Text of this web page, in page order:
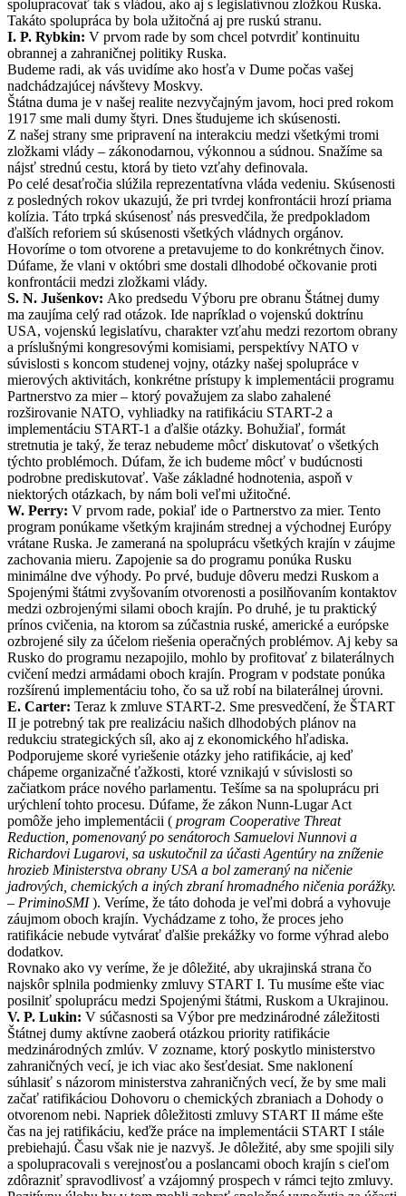
spolupracovať tak s vládou, ako aj s legislatívnou zložkou Ruska.
Takáto spolupráca by bola užitočná aj pre ruskú stranu.
I. P. Rybkin: V prvom rade by som chcel potvrdiť kontinuitu
obrannej a zahraničnej politiky Ruska.
Budeme radi, ak vás uvidíme ako hosťa v Dume počas vašej
nadchádzajúcej návštevy Moskvy.
Štátna duma je v našej realite nezvyčajným javom, hoci pred rokom
1917 sme mali dumy štyri. Dnes študujeme ich skúsenosti.
Z našej strany sme pripravení na interakciu medzi všetkými tromi
zložkami vlády – zákonodarnou, výkonnou a súdnou. Snažíme sa
nájsť strednú cestu, ktorá by tieto vzťahy definovala.
Po celé desaťročia slúžila reprezentatívna vláda vedeniu. Skúsenosti
z posledných rokov ukazujú, že pri tvrdej konfrontácii hrozí priama
kolízia. Táto trpká skúsenosť nás presvedčila, že predpokladom
ďalších reforiem sú skúsenosti všetkých vládnych orgánov.
Hovoríme o tom otvorene a pretavujeme to do konkrétnych činov.
Dúfame, že vlani v októbri sme dostali dlhodobé očkovanie proti
konfrontácii medzi zložkami vlády.
S. N. Jušenkov: Ako predsedu Výboru pre obranu Štátnej dumy
ma zaujíma celý rad otázok. Ide napríklad o vojenskú doktrínu
USA, vojenskú legislatívu, charakter vzťahu medzi rezortom obrany
a príslušnými kongresovými komisiami, perspektívy NATO v
súvislosti s koncom studenej vojny, otázky našej spolupráce v
mierových aktivitách, konkrétne prístupy k implementácii programu
Partnerstvo za mier – ktorý považujem za slabo zahalené
rozširovanie NATO, vyhliadky na ratifikáciu START-2 a
implementáciu START-1 a ďalšie otázky. Bohužiaľ, formát
stretnutia je taký, že teraz nebudeme môcť diskutovať o všetkých
týchto problémoch. Dúfam, že ich budeme môcť v budúcnosti
podrobne prediskutovať. Vaše základné hodnotenia, aspoň v
niektorých otázkach, by nám boli veľmi užitočné.
W. Perry: V prvom rade, pokiaľ ide o Partnerstvo za mier. Tento
program ponúkame všetkým krajinám strednej a východnej Európy
vrátane Ruska. Je zameraná na spoluprácu všetkých krajín v záujme
zachovania mieru. Zapojenie sa do programu ponúka Rusku
minimálne dve výhody. Po prvé, buduje dôveru medzi Ruskom a
Spojenými štátmi zvyšovaním otvorenosti a posilňovaním kontaktov
medzi ozbrojenými silami oboch krajín. Po druhé, je tu praktický
prínos cvičenia, na ktorom sa zúčastnia ruské, americké a európske
ozbrojené sily za účelom riešenia operačných problémov. Aj keby sa
Rusko do programu nezapojilo, mohlo by profitovať z bilaterálnych
cvičení medzi armádami oboch krajín. Program v podstate ponúka
rozšírenú implementáciu toho, čo sa už robí na bilaterálnej úrovni.
E. Carter: Teraz k zmluve START-2. Sme presvedčení, že ŠTART
II je potrebný tak pre realizáciu našich dlhodobých plánov na
redukciu strategických síl, ako aj z ekonomického hľadiska.
Podporujeme skoré vyriešenie otázky jeho ratifikácie, aj keď
chápeme organizačné ťažkosti, ktoré vznikajú v súvislosti so
začiatkom práce nového parlamentu. Tešíme sa na spoluprácu pri
urýchlení tohto procesu. Dúfame, že zákon Nunn-Lugar Act
pomôže jeho implementácii ( program Cooperative Threat
Reduction, pomenovaný po senátoroch Samuelovi Nunnovi a
Richardovi Lugarovi, sa uskutočnil za účasti Agentúry na zníženie
hrozieb Ministerstva obrany USA a bol zameraný na ničenie
jadrových, chemických a iných zbraní hromadného ničenia porážky.
– PriminoSMI). Veríme, že táto dohoda je veľmi dobrá a vyhovuje
záujmom oboch krajín. Vychádzame z toho, že proces jeho
ratifikácie nebude vytvárať ďalšie prekážky vo forme výhrad alebo
dodatkov.
Rovnako ako vy veríme, že je dôležité, aby ukrajinská strana čo
najskôr splnila podmienky zmluvy START I. Tu musíme ešte viac
posilniť spoluprácu medzi Spojenými štátmi, Ruskom a Ukrajinou.
V. P. Lukin: V súčasnosti sa Výbor pre medzinárodné záležitosti
Štátnej dumy aktívne zaoberá otázkou priority ratifikácie
medzinárodných zmlúv. V zozname, ktorý poskytlo ministerstvo
zahraničných vecí, je ich viac ako šesťdesiat. Sme naklonení
súhlasiť s názorom ministerstva zahraničných vecí, že by sme mali
začať ratifikáciou Dohovoru o chemických zbraniach a Dohody o
otvorenom nebi. Napriek dôležitosti zmluvy START II máme ešte
čas na jej ratifikáciu, keďže práce na implementácii START I stále
prebiehajú. Času však nie je nazvyš. Je dôležité, aby sme spojili sily
a spolupracovali s verejnosťou a poslancami oboch krajín s cieľom
zdôrazniť spravodlivosť a vzájomný prospech v rámci tejto zmluvy.